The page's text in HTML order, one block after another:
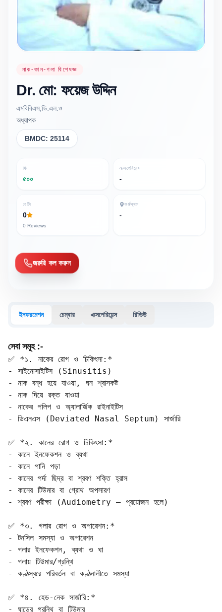
নাক-কান-গলা বিশেষজ্ঞ
Dr. মো: ফয়েজ উদ্দিন
এমবিবিএস,ডি.এল.ও
অধ্যাপক
BMDC: 25114
ফি
৫০০
এক্সপেরিয়েন্স
-
রেটিং
0
0 Reviews
কর্মস্থল
-
জরুরি কল করুন
ইনফরমেশন চেম্বার এক্সপেরিয়েন্স রিভিউ
সেবা সমূহ :-
✅ *১. নাকের রোগ ও চিকিৎসা:*
- সাইনোসাইটিস (Sinusitis)
- নাক বন্ধ হয়ে যাওয়া, ঘন শ্বাসকষ্ট
- নাক দিয়ে রক্ত যাওয়া
- নাকের পলিপ ও অ্যালার্জিক রাইনাইটিস
- ডিএনএস (Deviated Nasal Septum) সার্জারি
✅ *২. কানের রোগ ও চিকিৎসা:*
- কানে ইনফেকশন ও ব্যথা
- কানে পানি পড়া
- কানের পর্দা ছিদ্র বা শ্রবণ শক্তি হ্রাস
- কানের টিউমার বা গ্রোথ অপসারণ
- শ্রবণ পরীক্ষা (Audiometry – প্রয়োজন হলে)
✅ *৩. গলার রোগ ও অপারেশন:*
- টনসিল সমস্যা ও অপারেশন
- গলার ইনফেকশন, ব্যথা ও ঘা
- গলায় টিউমার/গ্রন্থি
- কণ্ঠস্বরে পরিবর্তন বা কণ্ঠনালীতে সমস্যা
✅ *৪. হেড-নেক সার্জারি:*
- ঘাড়ের গ্রন্থি বা টিউমার